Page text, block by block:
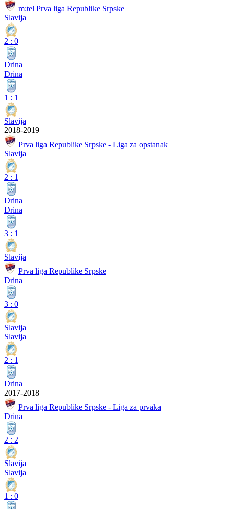
m:tel Prva liga Republike Srpske
Slavija
2 : 0
Drina
Drina
1 : 1
Slavija
2018-2019
Prva liga Republike Srpske - Liga za opstanak
Slavija
2 : 1
Drina
Drina
3 : 1
Slavija
Prva liga Republike Srpske
Drina
3 : 0
Slavija
Slavija
2 : 1
Drina
2017-2018
Prva liga Republike Srpske - Liga za prvaka
Drina
2 : 2
Slavija
Slavija
1 : 0